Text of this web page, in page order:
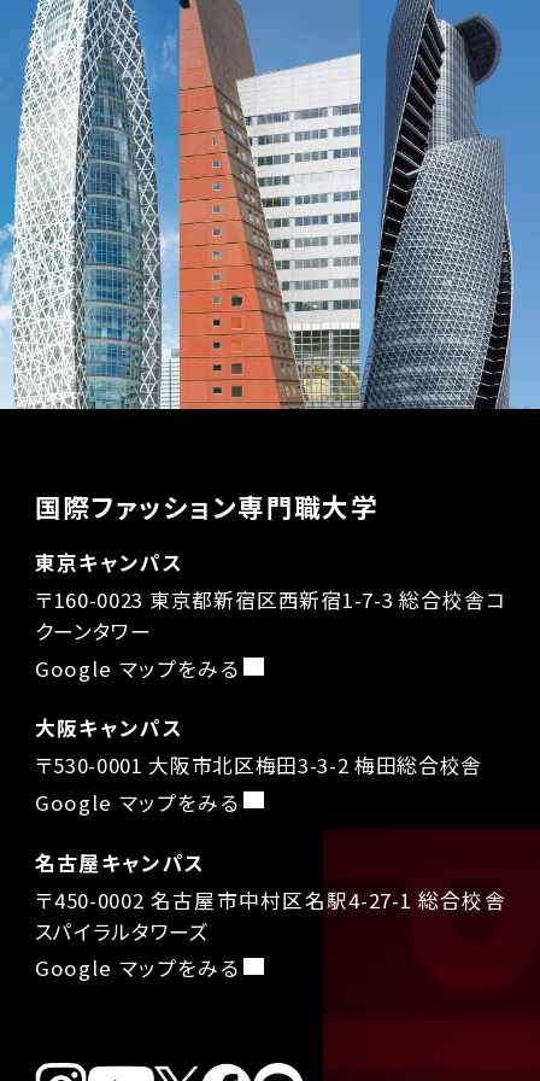
国際ファッション専門職大学
東京キャンパス
〒160-0023 東京都新宿区西新宿1-7-3 総合校舎コ
クーンタワー
Google マップをみる
大阪キャンパス
〒530-0001 大阪市北区梅田3-3-2 梅田総合校舎
Google マップをみる
名古屋キャンパス
〒450-0002 名古屋市中村区名駅4-27-1 総合校舎
スパイラルタワーズ
Google マップをみる